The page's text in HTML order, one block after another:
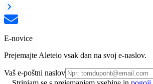
E-novice
Prejemajte Aleteio vsak dan na svoj e-naslov.
Vaš e-poštni naslov